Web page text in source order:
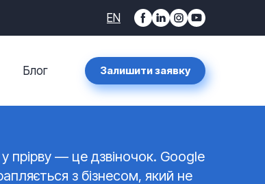
EN
Блог Залишити заявку
прірву — це дзвіночок. Google
з бізнесом, який не